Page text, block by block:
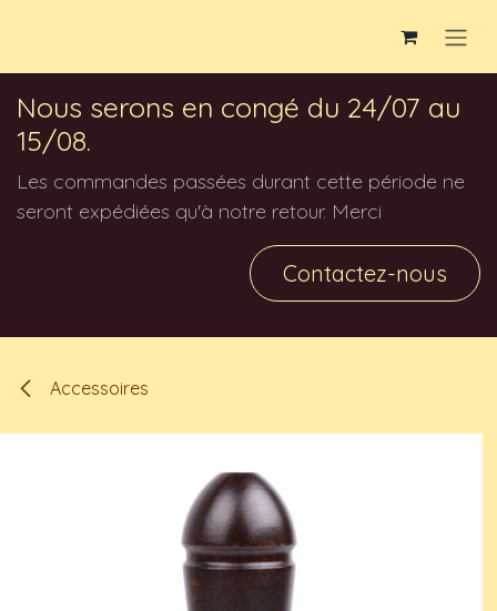
Nous serons en congé du 24/07 au
15/08.
Les commandes passées durant cette période ne
seront expédiées qu'à notre retour. Merci
Contactez-nous
Accessoires